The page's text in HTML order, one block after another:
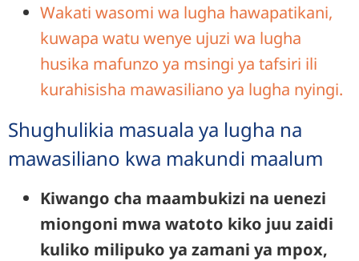
Wakati wasomi wa lugha hawapatikani,
kuwapa watu wenye ujuzi wa lugha
husika mafunzo ya msingi ya tafsiri ili
kurahisisha mawasiliano ya lugha nyingi.
Shughulikia masuala ya lugha na
mawasiliano kwa makundi maalum
Kiwango cha maambukizi na uenezi
miongoni mwa watoto kiko juu zaidi
kuliko milipuko ya zamani ya mpox,